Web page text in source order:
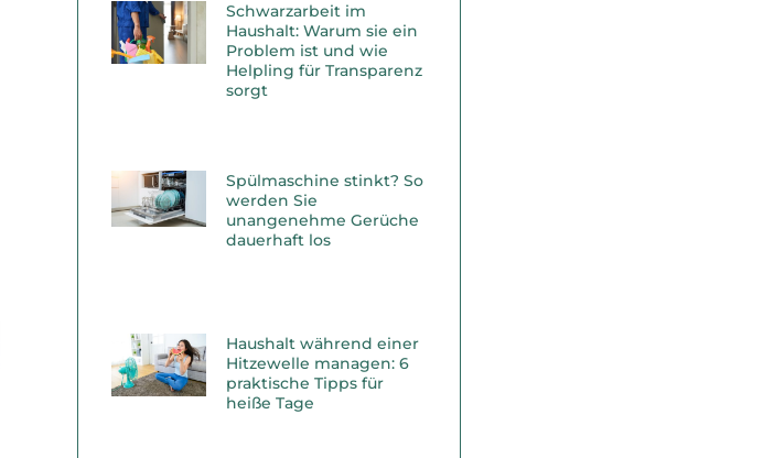
Schwarzarbeit im
Haushalt: Warum sie ein
Problem ist und wie
Helpling für Transparenz
sorgt
Spülmaschine stinkt? So
werden Sie
unangenehme Gerüche
dauerhaft los
Haushalt während einer
Hitzewelle managen: 6
praktische Tipps für
heiße Tage